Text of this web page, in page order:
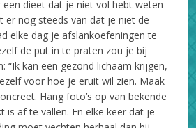
dieet dat je niet vol hebt weten
er nog steeds van dat je niet de
elke dag je afslankoefeningen te
de put in te praten zou je bij
“Ik kan een gezond lichaam krijgen,
voor hoe je eruit wil zien. Maak
Hang foto’s op van bekende
is af te vallen. En elke keer dat je